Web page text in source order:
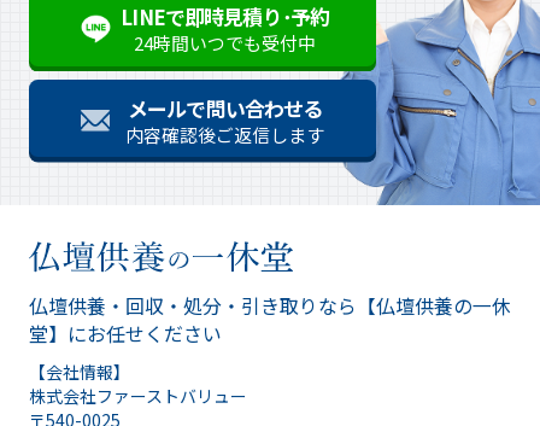
LINEで即時見積り･予約
24時間いつでも受付中
メールで問い合わせる
内容確認後ご返信します
仏壇供養・回収・処分・引き取りなら 【仏壇供養の一休
堂】にお任せください
【会社情報】
株式会社ファーストバリュー
〒540-0025